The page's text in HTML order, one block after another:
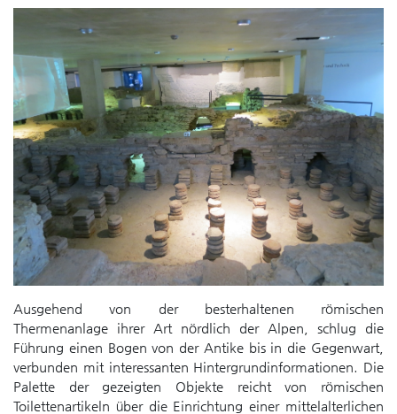
Ausgehend von der besterhaltenen römischen
Thermenanlage ihrer Art nördlich der Alpen, schlug die
Führung einen Bogen von der Antike bis in die Gegenwart,
verbunden mit interessanten Hintergrundinformationen. Die
Palette der gezeigten Objekte reicht von römischen
Toilettenartikeln über die Einrichtung einer mittelalterlichen